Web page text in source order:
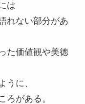
は
れない部分があ
た価値観や美徳
うに、
ろがある。